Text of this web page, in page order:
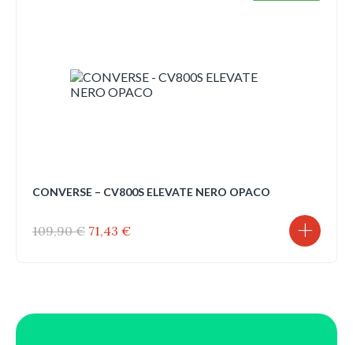
CONVERSE – CV800S ELEVATE NERO OPACO
109,90€ Il
71,43 €Il